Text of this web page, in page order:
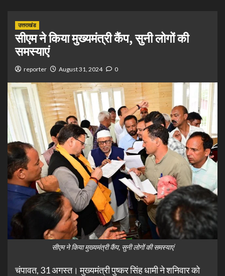
उत्तराखंड
सीएम ने किया मुख्यमंत्री कैंप, सुनी लोगों की
समस्याएं
reporter August 31, 2024 0
सीएम ने किया मुख्यमंत्री कैंप, सुनी लोगों की समस्याएं
चंपावत, 31 अगस्त। मुख्यमंत्री पुष्कर सिंह धामी ने शनिवार को